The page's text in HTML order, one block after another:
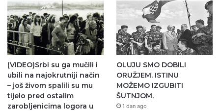
(VIDEO)Srbi su ga mučili i
ubili na najokrutniji način
– još živom spalili su mu
tijelo pred ostalim
zarobljenicima logora u
OLUJU SMO DOBILI
ORUŽJEM. ISTINU
MOŽEMO IZGUBITI
ŠUTNJOM.
1 dan ago